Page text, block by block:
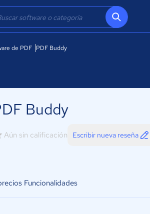
de PDF PDF Buddy
Buddy
Aún sin calificación Escribir nueva reseña
Funcionalidades